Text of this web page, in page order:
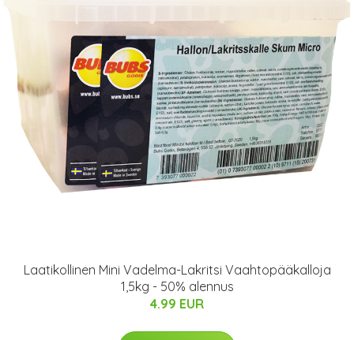
Laatikollinen Mini Vadelma-Lakritsi Vaahtopääkalloja
1,5kg - 50% alennus
4.99 EUR